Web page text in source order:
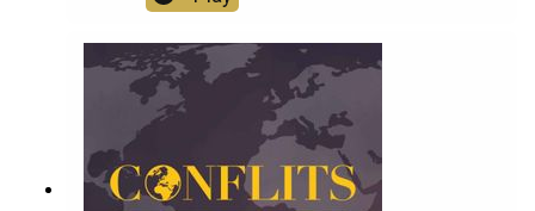
stratégie et qu'est-ce que cela dit de la guerre en
cours ? Analyse de Jean-Baptiste Noé